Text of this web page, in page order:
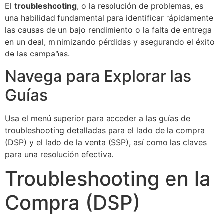
El troubleshooting, o la resolución de problemas, es
una habilidad fundamental para identificar rápidamente
las causas de un bajo rendimiento o la falta de entrega
en un deal, minimizando pérdidas y asegurando el éxito
de las campañas.
Navega para Explorar las
Guías
Usa el menú superior para acceder a las guías de
troubleshooting detalladas para el lado de la compra
(DSP) y el lado de la venta (SSP), así como las claves
para una resolución efectiva.
Troubleshooting en la
Compra (DSP)